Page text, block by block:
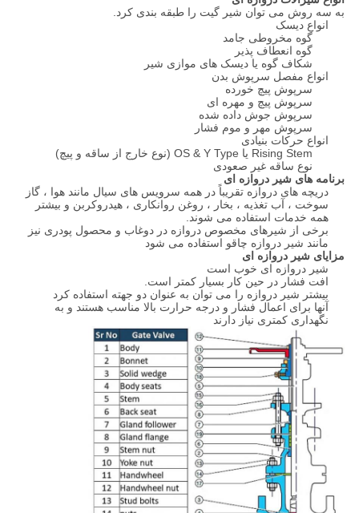
به سه روش می توان شیر گیت را طبقه بندی کرد.
انواع دیسک
گوه مخروطی جامد
گوه انعطاف پذیر
شکاف گوه یا دیسک های موازی شیر
انواع مفصل سرپوش بدن
سرپوش پیچ خورده
سرپوش پیچ و مهره ای
سرپوش جوش داده شده
سرپوش مهر و موم فشار
انواع حرکات بنیادی
Rising Stem یا OS & Y Type (نوع خارج از ساقه و پیچ)
نوع ساقه غیر صعودی
برنامه های شیر دروازه ای
دریچه های دروازه تقریباً در همه سرویس های سیال مانند هوا ، گاز
سوخت ، آب تغذیه ، بخار ، روغن روانکاری ، هیدروکربن و بیشتر
همه خدمات استفاده می شوند.
برخی از شیرهای مخصوص دروازه در دوغاب و محصول پودری نیز
مانند شیر دروازه چاقو استفاده می شود
مزایای شیر دروازه ای
شیر دروازه ای خوب است
افت فشار در حین کار بسیار کمتر است.
بیشتر شیر دروازه را می توان به عنوان دو جهته استفاده کرد
آنها برای اعمال فشار و درجه حرارت بالا مناسب هستند و به
نگهداری کمتری نیاز دارند